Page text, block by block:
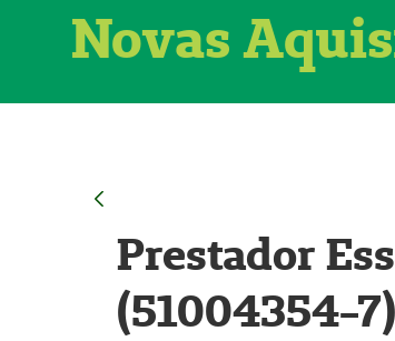
Novas
Prestador
(51004354-7)